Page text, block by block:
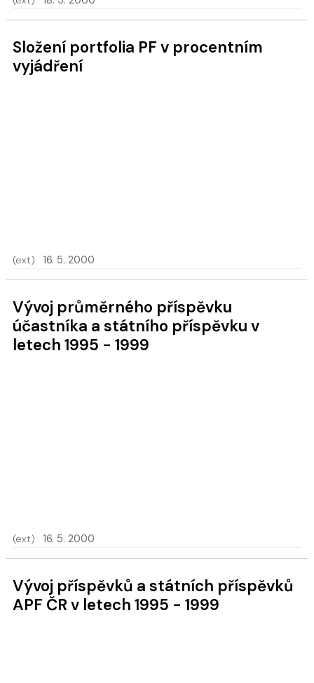
Složení portfolia PF v procentním
vyjádření
(ext) 16. 5. 2000
Vývoj průměrného příspěvku
účastníka a státního příspěvku v
letech 1995 - 1999
(ext) 16. 5. 2000
Vývoj příspěvků a státních příspěvků
APF ČR v letech 1995 - 1999